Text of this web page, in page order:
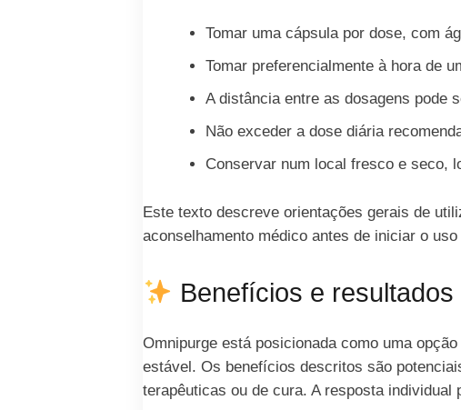
Tomar uma cápsula por dose, com
Tomar preferencialmente à hora de
A distância entre as dosagens pode
Não exceder a dose diária
Conservar num local fresco e seco,
Este texto descreve orientações gerais de
aconselhamento médico antes de iniciar o
Benefícios e
Omnipurge está posicionada como uma
estável. Os benefícios descritos são
terapêuticas ou de cura. A resposta